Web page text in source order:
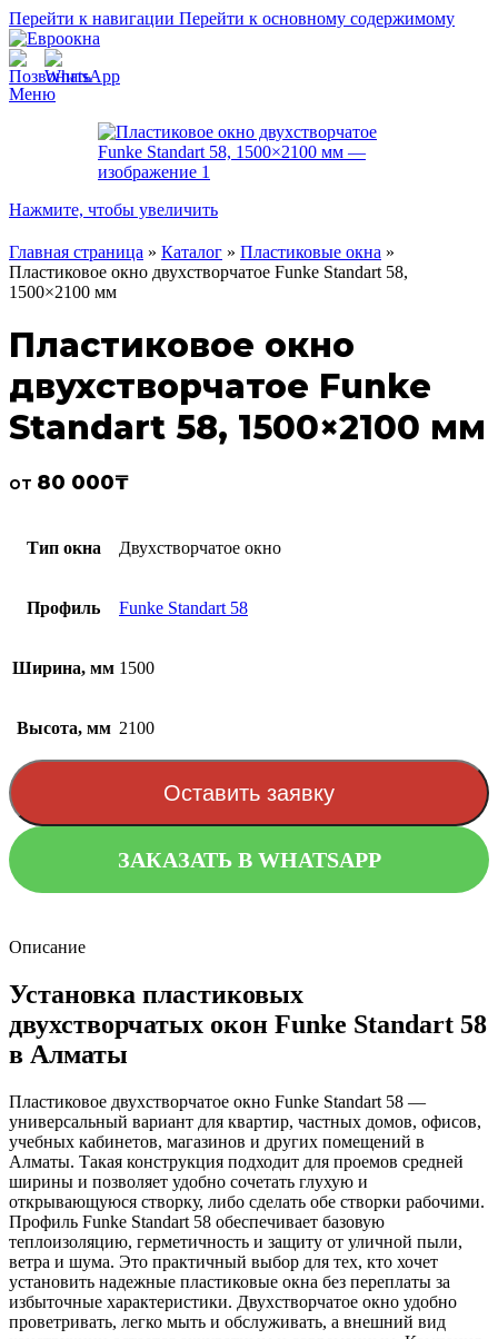
Перейти к навигации Перейти к основному содержимому
Меню
Нажмите, чтобы увеличить
Главная страница » Каталог » Пластиковые окна »
Пластиковое окно двухстворчатое Funke Standart 58,
1500×2100 мм
Пластиковое окно
двухстворчатое Funke
Standart 58, 1500×2100 мм
от 80 000₸
Тип окна Двухстворчатое окно
Профиль Funke Standart 58
Ширина, мм 1500
Высота, мм 2100
Оставить заявку
ЗАКАЗАТЬ В WHATSAPP
Описание
Установка пластиковых
двухстворчатых окон Funke Standart 58
в Алматы
Пластиковое двухстворчатое окно Funke Standart 58 —
универсальный вариант для квартир, частных домов, офисов,
учебных кабинетов, магазинов и других помещений в
Алматы. Такая конструкция подходит для проемов средней
ширины и позволяет удобно сочетать глухую и
открывающуюся створку, либо сделать обе створки рабочими.
Профиль Funke Standart 58 обеспечивает базовую
теплоизоляцию, герметичность и защиту от уличной пыли,
ветра и шума. Это практичный выбор для тех, кто хочет
установить надежные пластиковые окна без переплаты за
избыточные характеристики. Двухстворчатое окно удобно
проветривать, легко мыть и обслуживать, а внешний вид